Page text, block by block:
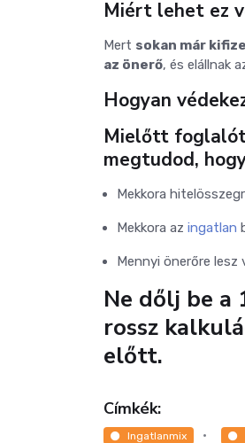
Miért lehet ez
Mert sokan már
az önerő, és elállnak
Hogyan
Mielőtt
megtudod,
Mekkora
Mekkora az ingatlan
Mennyi önerőre lesz
Ne dőlj be a
rossz
előtt.
Címkék:
Ingatlanmix